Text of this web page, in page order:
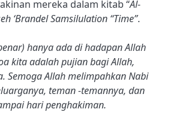
mereka dalam kitab “Al-
‘Brandel Samsilulation “Time”.
hanya ada di hadapan Allah
kita adalah pujian bagi Allah,
Semoga Allah melimpahkan Nabi
teman -temannya, dan
hari penghakiman.